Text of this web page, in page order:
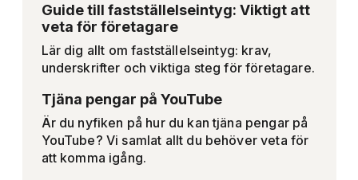
Guide till fastställelseintyg: Viktigt att
veta för företagare
Lär dig allt om fastställelseintyg: krav,
underskrifter och viktiga steg för företagare.
Tjäna pengar på YouTube
Är du nyfiken på hur du kan tjäna pengar på
YouTube? Vi samlat allt du behöver veta för
att komma igång.